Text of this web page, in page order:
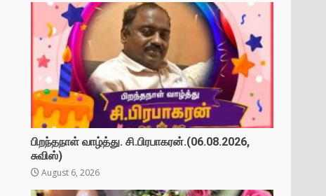
பிறந்தநாள் வாழ்த்து. சி.பிரபாகரன்.(06.08.2026,
சுவிஸ்)
August 6, 2026